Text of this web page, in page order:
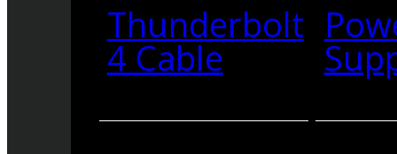
Thunderbolt
4 Cable